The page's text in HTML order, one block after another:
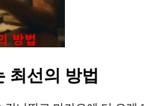
최선의 방법